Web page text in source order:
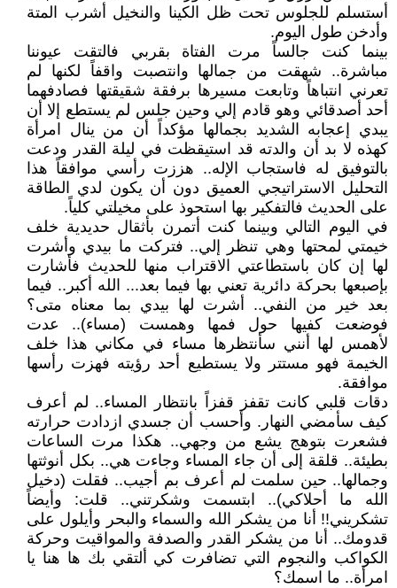
أستسلم للجلوس تحت ظل الكينا والنخيل أشرب المتة
وأدخن طول اليوم.
بينما كنت جالساً مرت الفتاة بقربي فالتقت عيوننا
مباشرة.. شهقت من جمالها وانتصبت واقفاً لكنها لم
تعرني انتباهاً وتابعت مسيرها برفقة شقيقتها فصادفهما
أحد أصدقائي وهو قادم إلي وحين جلس لم يستطع إلا أن
يبدي إعجابه الشديد بجمالها مؤكداً أن من ينال امرأة
كهذه لا بد أن والدته قد استيقظت في ليلة القدر ودعت
بالتوفيق له فاستجاب الإله.. هززت رأسي موافقاً هذا
التحليل الاستراتيجي العميق دون أن يكون لدي الطاقة
على الحديث فالتفكير بها استحوذ على مخيلتي كلياً.
في اليوم التالي وبينما كنت أتمرن بأثقال حديدية خلف
خيمتي لمحتها وهي تنظر إلي.. فتركت ما بيدي وأشرت
لها إن كان باستطاعتي الاقتراب منها للحديث فأشارت
بإصبعها بحركة دائرية تعني بها فيما بعد... الله أكبر.. فيما
بعد خير من النفي.. أشرت لها بيدي بما معناه متى؟
فوضعت كفيها حول فمها وهمست (مساء).. عدت
لأهمس لها أنني سأنتظرها مساء في مكاني هذا خلف
الخيمة فهو مستتر ولا يستطيع أحد رؤيته فهزت رأسها
موافقة.
دقات قلبي كانت تقفز قفزاً بانتظار المساء.. لم أعرف
كيف سأمضي النهار. وأحسب أن جسدي ازدادت حرارته
فشعرت بتوهج يشع من وجهي.. هكذا مرت الساعات
بطيئة.. قلقة إلى أن جاء المساء وجاءت هي.. بكل أنوثتها
وجمالها.. حين سلمت لم أعرف بم أجيب.. فقلت (دخيل
الله ما أحلاكي).. ابتسمت وشكرتني.. قلت: وأيضاً
تشكريني!! أنا من يشكر الله والسماء والبحر وأيلول على
قدومك.. أنا من يشكر القدر والصدفة والمواقيت وحركة
الكواكب والنجوم التي تضافرت كي ألتقي بك ها هنا يا
امرأة.. ما اسمك؟